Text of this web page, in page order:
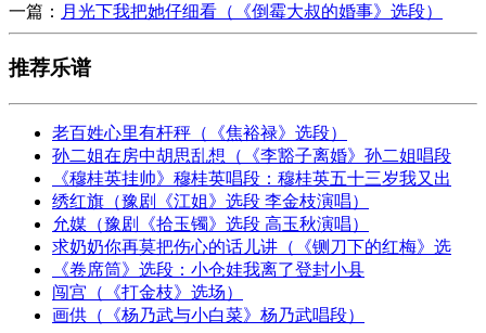
一篇： 月光下我把她仔细看（《倒霉大叔的婚事》选段）
推荐乐谱
老百姓心里有杆秤（《焦裕禄》选段）
孙二姐在房中胡思乱想（《李豁子离婚》孙二姐唱段
《穆桂英挂帅》穆桂英唱段：穆桂英五十三岁我又出
绣红旗（豫剧《江姐》选段 李金枝演唱）
允媒（豫剧《拾玉镯》选段 高玉秋演唱）
求奶奶你再莫把伤心的话儿讲（《铡刀下的红梅》选
《卷席筒》选段：小仓娃我离了登封小县
闯宫（《打金枝》选场）
画供（《杨乃武与小白菜》杨乃武唱段）